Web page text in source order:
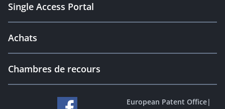
Single Access Portal
Achats
Chambres de recours
European Patent Office|